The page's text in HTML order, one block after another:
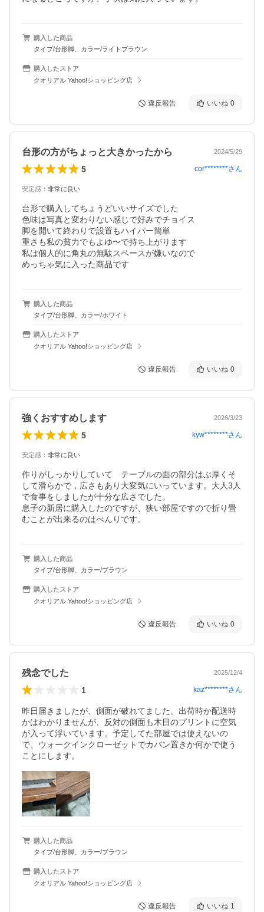
購入した商品
タイプ/台形脚、カラー/ライトブラウン
購入したストア
クオリアル Yahoo!ショッピング店
違反報告 いいね 0
台形の方がちょっと大きかったから 2024/5/29
5 cor********さん
安定感 ： 非常に良い
台形で購入してちょうどいいサイズでした
色味は写真と変わりない感じで好みでチョイス
脚を開いて終わりで設置もハイパー簡単
重さも私の貧力でもよゆ〜で持ち上がります
私は個人的に角丸の無駄スペースが嫌いなので
めっちゃ気に入った商品です
購入した商品
タイプ/台形脚、カラー/ホワイト
購入したストア
クオリアル Yahoo!ショッピング店
違反報告 いいね 0
強くおすすめします 2026/3/23
5 kyw********さん
安定感 ： 非常に良い
作りがしっかりしていて　テーブルの面の部分はぶ厚くそ
して滑らかで，広さもあり大変気にいっています。大人3人
で食事をしましたが十分な広さでした。
息子の新居に購入したのですが、狭い部屋ですので折り畳
むことが出来るのはべんりです。
購入した商品
タイプ/台形脚、カラー/ブラウン
購入したストア
クオリアル Yahoo!ショッピング店
違反報告 いいね 0
残念でした 2025/12/4
1 kaz********さん
昨日届きましたが、側面が破れてました。出荷時か配送時
かはわかりませんが、反対の側面も木目のプリントに空気
が入って浮いています。予定してた部屋では使えないの
で、ウォークインクローゼットでカバン置きか何かで使う
ことにします。
購入した商品
タイプ/台形脚、カラー/ブラウン
購入したストア
クオリアル Yahoo!ショッピング店
違反報告 いいね 1